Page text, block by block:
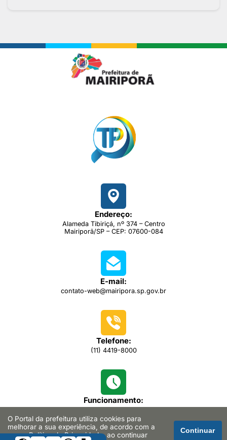
Endereço:
Alameda Tibiriçá, nº 374 – Centro
Mairiporã/SP – CEP: 07600-084
E-mail:
contato-web@mairipora.sp.gov.br
Telefone:
(11) 4419-8000
Funcionamento:
das 08h00 às 16h30
O Portal da prefeitura utiliza cookies para
melhorar a sua experiência, de acordo com a
nossaPolítica de Privacidade, ao continuar
Continuar